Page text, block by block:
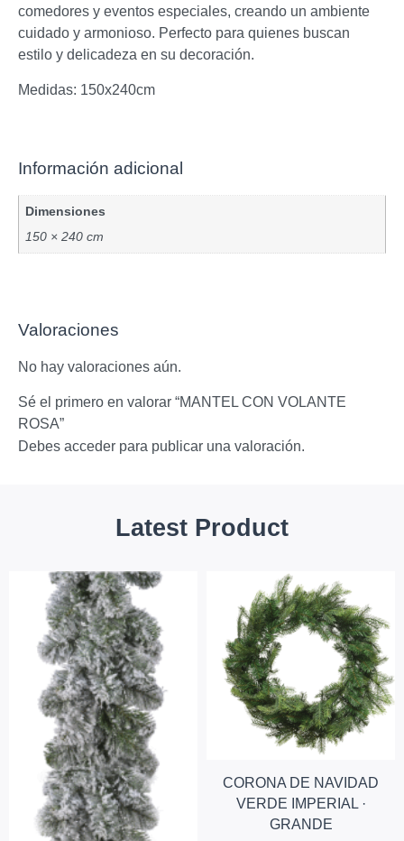
comedores y eventos especiales, creando un ambiente
cuidado y armonioso. Perfecto para quienes buscan
estilo y delicadeza en su decoración.
Medidas: 150x240cm
Información adicional
Dimensiones
150 × 240 cm
Valoraciones
No hay valoraciones aún.
Sé el primero en valorar “MANTEL CON VOLANTE
ROSA”
Debes acceder para publicar una valoración.
Latest Product
CORONA DE NAVIDAD
VERDE IMPERIAL ·
GRANDE